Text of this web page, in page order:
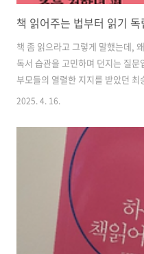
책 좀 읽으라고 그렇게 말했는데,
독서 습관을 고민하며 던지는 질
부모들의 열렬한 지지를 받았던
조금 더 이른 시기부터 짚어줍니다
대한 구체적인 전략이 담긴 책입
어줘야 하며, 언제 혼자 읽게 해야
가 ‘독서 코치’로 성장할 수 있도
수 있습니다. 특히, 이전에 『공
성”을 배웠다면, 이번 책은 “어떻
어줄 것입니다..
2025. 4. 16.